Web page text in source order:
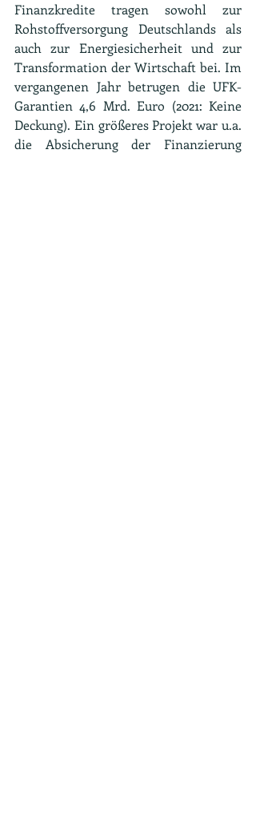
Finanzkredite tragen sowohl zur
Rohstoffversorgung Deutschlands als
auch zur Energiesicherheit und zur
Transformation der Wirtschaft bei. Im
vergangenen Jahr betrugen die UFK-
Garantien 4,6 Mrd. Euro (2021: Keine
Deckung). Ein größeres Projekt war u.a.
die Absicherung der Finanzierung